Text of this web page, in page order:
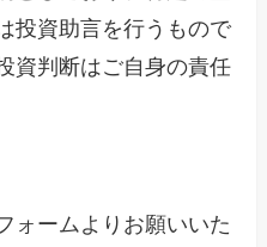
投資助言を行うもので
資判断はご自身の責任
ォームよりお願いいた